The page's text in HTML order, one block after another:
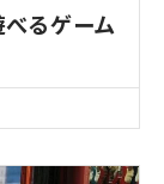
るゲーム